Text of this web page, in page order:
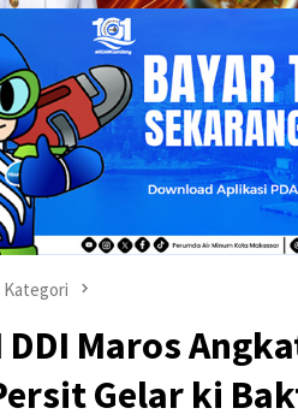
Kategori
DDI Maros
Gelar ki